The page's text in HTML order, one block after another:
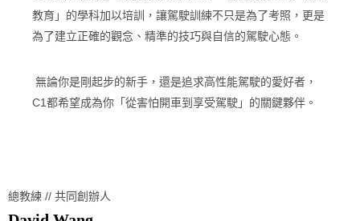
教育」的學科加以培訓，讓駕駛訓練不只是為了考照，更是
為了建立正確的觀念、精準的技巧與自信的駕駛心態。
無論你是剛起步的新手，還是追求高性能駕駛的愛好者，
C1都希望成為你「從害怕開車到享受駕駛」的關鍵夥伴。
總教練 // 共同創辦人